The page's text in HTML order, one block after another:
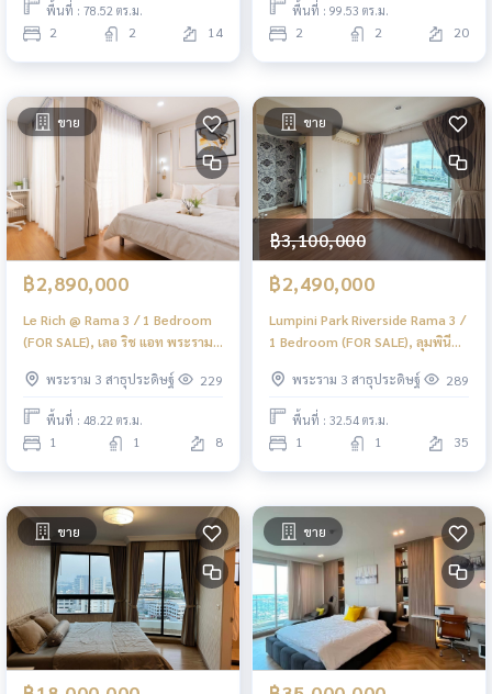
พื้นที่ : 78.52 ตร.ม.
2 2 14
พื้นที่ : 99.53 ตร.ม.
2 2 20
ขาย
฿2,890,000
Le Rich @ Rama 3 / 1 Bedroom
(FOR SALE), เลอ ริช แอท พระราม
พระราม 3 สาธุประดิษฐ์
229
พื้นที่ : 48.22 ตร.ม.
1 1 8
ขาย
฿3,100,000
฿2,490,000
Lumpini Park Riverside Rama 3 /
1 Bedroom (FOR SALE), ลุมพินี
นอน (ขาย) NONT006
พระราม 3 สาธุประดิษฐ์ 289
พื้นที่ : 32.54 ตร.ม.
1 1 35
ขาย ขาย